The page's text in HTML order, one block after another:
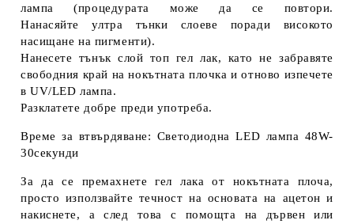
лампа (процедурата може да се повтори.
Нанасяйте ултра тънки слоеве поради високото
насищане на пигменти).
Нанесете тънък слой топ гел лак, като не забравяте
свободния край на нокътната плочка и отново изпечете
в UV/LED лампа.
Разклатете добре преди употреба.
Време за втвърдяване: Светодиодна LED лампа 48W-
30секунди
За да се премахнете гел лака от нокътната плоча,
просто използвайте течност на основата на ацетон и
накиснете, а след това с помощта на дървен или